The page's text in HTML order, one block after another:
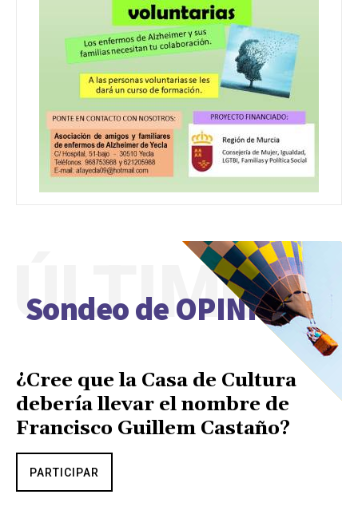
Sondeo de OPINIÓN
ÚLTIMO
¿Cree que la Casa de Cultura
debería llevar el nombre de
Francisco Guillem Castaño?
PARTICIPAR